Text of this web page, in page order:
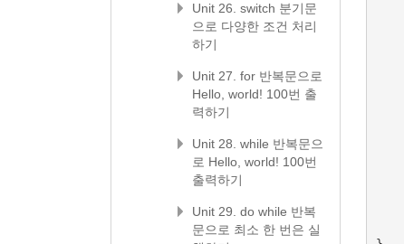
Unit 26. switch 분기문
으로 다양한 조건 처리
하기
Unit 27. for 반복문으로
Hello, world! 100번 출
력하기
Unit 28. while 반복문으
로 Hello, world! 100번
출력하기
Unit 29. do while 반복
문으로 최소 한 번은 실